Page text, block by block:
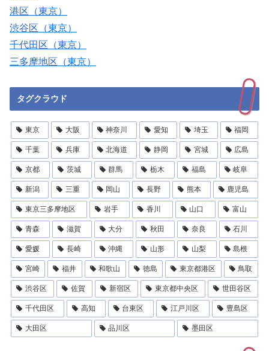
港区（東京）
渋谷区（東京）
千代田区（東京）
三多摩地区（東京）
タグクラウド
東京 大阪 神奈川 愛知 埼玉 福岡
千葉 兵庫 北海道 静岡 宮城 広島
京都 茨城 群馬 栃木 福島 岐阜
新潟 三重 岡山 長野 熊本 鹿児島
東京三多摩地区 岩手 香川 山口 富山
青森 滋賀 大分 秋田 奈良 石川
愛媛 長崎 沖縄 山形 山梨 島根
宮崎 福井 和歌山 徳島 東京都港区 鳥取
渋谷区 佐賀 新宿区 東京都中央区 世田谷区
千代田区 高知 台東区 江戸川区 豊島区
大田区 品川区 墨田区